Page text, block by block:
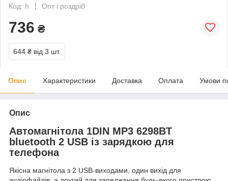
Код: h
Опт і роздріб
736 ₴
644 ₴ від 3 шт.
Опис Характеристики Доставка Оплата Умови
Опис
Автомагнітола 1DIN MP3 6298BT
bluetooth 2 USB із зарядкою для
телефона
Якісна магнітола з 2 USB-виходами, один вихід для